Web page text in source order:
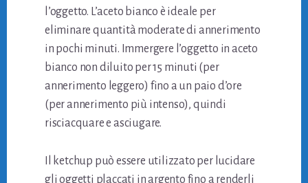
l’oggetto. L’aceto bianco è ideale per
eliminare quantità moderate di annerimento
in pochi minuti. Immergere l’oggetto in aceto
bianco non diluito per 15 minuti (per
annerimento leggero) fino a un paio d’ore
(per annerimento più intenso), quindi
risciacquare e asciugare.
Il ketchup può essere utilizzato per lucidare
gli oggetti placcati in argento fino a renderli